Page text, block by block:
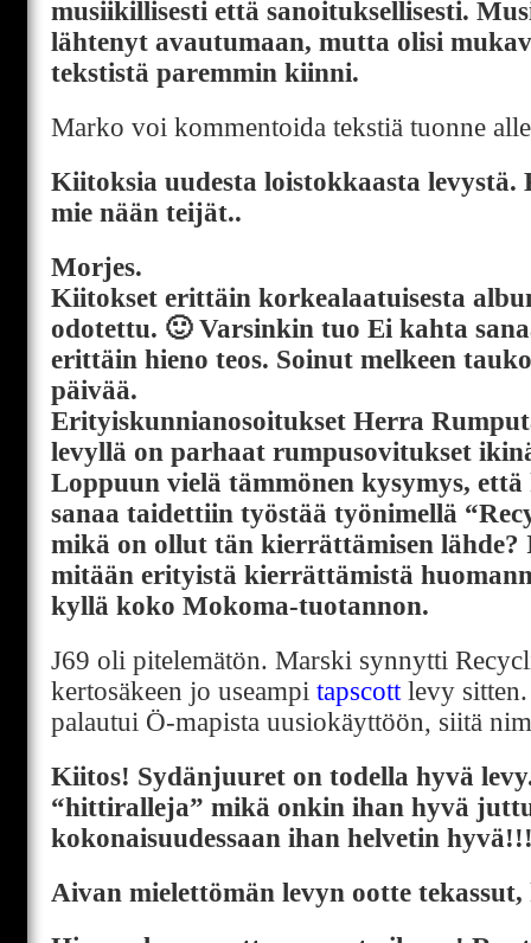
musiikillisesti että sanoituksellisesti.
lähtenyt avautumaan, mutta olisi
tekstistä paremmin kiinni.
Marko voi kommentoida tekstiä tuonne
Kiitoksia uudesta loistokkaasta levystä.
mie nään teijät..
Morjes.
Kiitokset erittäin korkealaatuisesta
odotettu. 🙂 Varsinkin tuo Ei kahta
erittäin hieno teos. Soinut melkeen
päivää.
Erityiskunnianosoitukset Herra
levyllä on parhaat rumpusovitukset
Loppuun vielä tämmönen kysymys,
sanaa taidettiin työstää työnimellä
mikä on ollut tän kierrättämisen lähde?
mitään erityistä kierrättämistä
kyllä koko Mokoma-tuotannon.
J69 oli pitelemätön. Marski synnytti
kertosäkeen jo useampi tapscottlevy
palautui Ö-mapista uusiokäyttöön, siitä
Kiitos! Sydänjuuret on todella hyvä
“hittiralleja” mikä onkin ihan hyvä
kokonaisuudessaan ihan helvetin
Aivan mielettömän levyn ootte